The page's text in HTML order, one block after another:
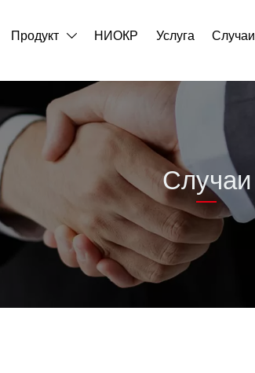
Продукт  НИОКР Услуга Случаи
Случаи